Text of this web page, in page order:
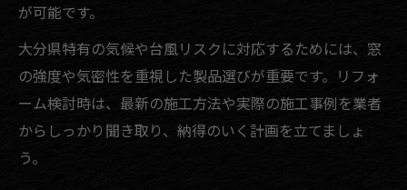
が可能です。
大分県特有の気候や台風リスクに対応するためには、窓
の強度や気密性を重視した製品選びが重要です。リフォ
ーム検討時は、最新の施工方法や実際の施工事例を業者
からしっかり聞き取り、納得のいく計画を立てましょ
う。